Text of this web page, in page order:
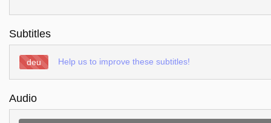
Subtitles
deu Help us to improve these subtitles!
Audio